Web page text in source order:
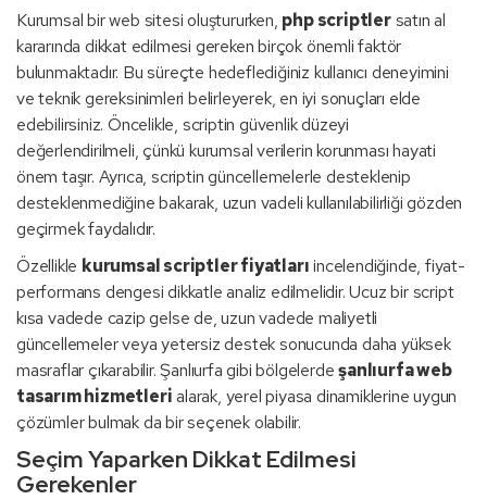
Kurumsal bir web sitesi oluştururken, php scriptlersatın al
kararında dikkat edilmesi gereken birçok önemli faktör
bulunmaktadır. Bu süreçte hedeflediğiniz kullanıcı deneyimini
ve teknik gereksinimleri belirleyerek, en iyi sonuçları elde
edebilirsiniz. Öncelikle, scriptin güvenlik düzeyi
değerlendirilmeli, çünkü kurumsal verilerin korunması hayati
önem taşır. Ayrıca, scriptin güncellemelerle desteklenip
desteklenmediğine bakarak, uzun vadeli kullanılabilirliği gözden
geçirmek faydalıdır.
Özellikle kurumsal scriptler fiyatlarıincelendiğinde, fiyat-
performans dengesi dikkatle analiz edilmelidir. Ucuz bir script
kısa vadede cazip gelse de, uzun vadede maliyetli
güncellemeler veya yetersiz destek sonucunda daha yüksek
masraflar çıkarabilir. Şanlıurfa gibi bölgelerdeşanlıurfa web
tasarım hizmetlerialarak, yerel piyasa dinamiklerine uygun
çözümler bulmak da bir seçenek olabilir.
Seçim Yaparken Dikkat Edilmesi
Gerekenler